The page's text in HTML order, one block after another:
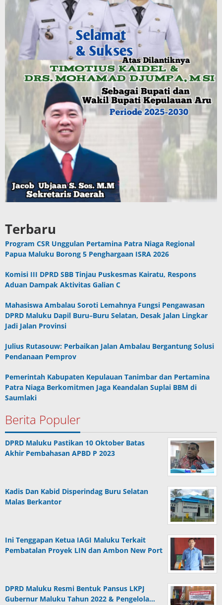
Terbaru
Program CSR Unggulan Pertamina Patra Niaga Regional
Papua Maluku Borong 5 Penghargaan ISRA 2026
Komisi III DPRD SBB Tinjau Puskesmas Kairatu, Respons
Aduan Dampak Aktivitas Galian C
Mahasiswa Ambalau Soroti Lemahnya Fungsi Pengawasan
DPRD Maluku Dapil Buru–Buru Selatan, Desak Jalan Lingkar
Jadi Jalan Provinsi
Julius Rutasouw: Perbaikan Jalan Ambalau Bergantung Solusi
Pendanaan Pemprov
Pemerintah Kabupaten Kepulauan Tanimbar dan Pertamina
Patra Niaga Berkomitmen Jaga Keandalan Suplai BBM di
Saumlaki
Berita Populer
DPRD Maluku Pastikan 10 Oktober Batas
Akhir Pembahasan APBD P 2023
Kadis Dan Kabid Disperindag Buru Selatan
Malas Berkantor
Ini Tenggapan Ketua IAGI Maluku Terkait
Pembatalan Proyek LIN dan Ambon New Port
DPRD Maluku Resmi Bentuk Pansus LKPJ
Gubernur Maluku Tahun 2022 & Pengelola…